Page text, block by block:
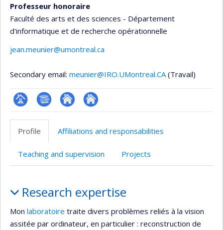
Professeur honoraire
Faculté des arts et des sciences - Département
d'informatique et de recherche opérationnelle
jean.meunier@umontreal.ca
Secondary email: meunier@IRO.UMontreal.CA (Travail)
Page
professionnelle
Bibliographie
Autre
site
Autre
Profile Affiliations and responsabilities
Teaching and supervision Projects
Research expertise
Mon laboratoire traite divers problèmes reliés à la vision
assitée par ordinateur, en particulier : reconstruction de